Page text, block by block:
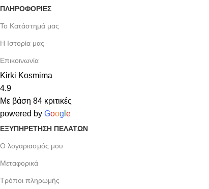
ΠΛΗΡΟΦΟΡΙΕΣ
Το Κατάστημά μας
Η Ιστορία μας
Επικοινωνία
Kirki Kosmima
4.9
Με βάση 84 κριτικές
powered by Goog e
ΕΞΥΠΗΡΈΤΗΣΗ ΠΕΛΑΤΏΝ
Ο λογαριασμός μου
Μεταφορικά
Τρόποι πληρωμής